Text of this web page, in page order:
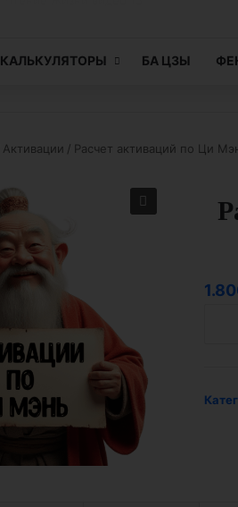
КАЛЬКУЛЯТОРЫ БА ЦЗЫ
Активации / Расчет активаций по Ци
Ци